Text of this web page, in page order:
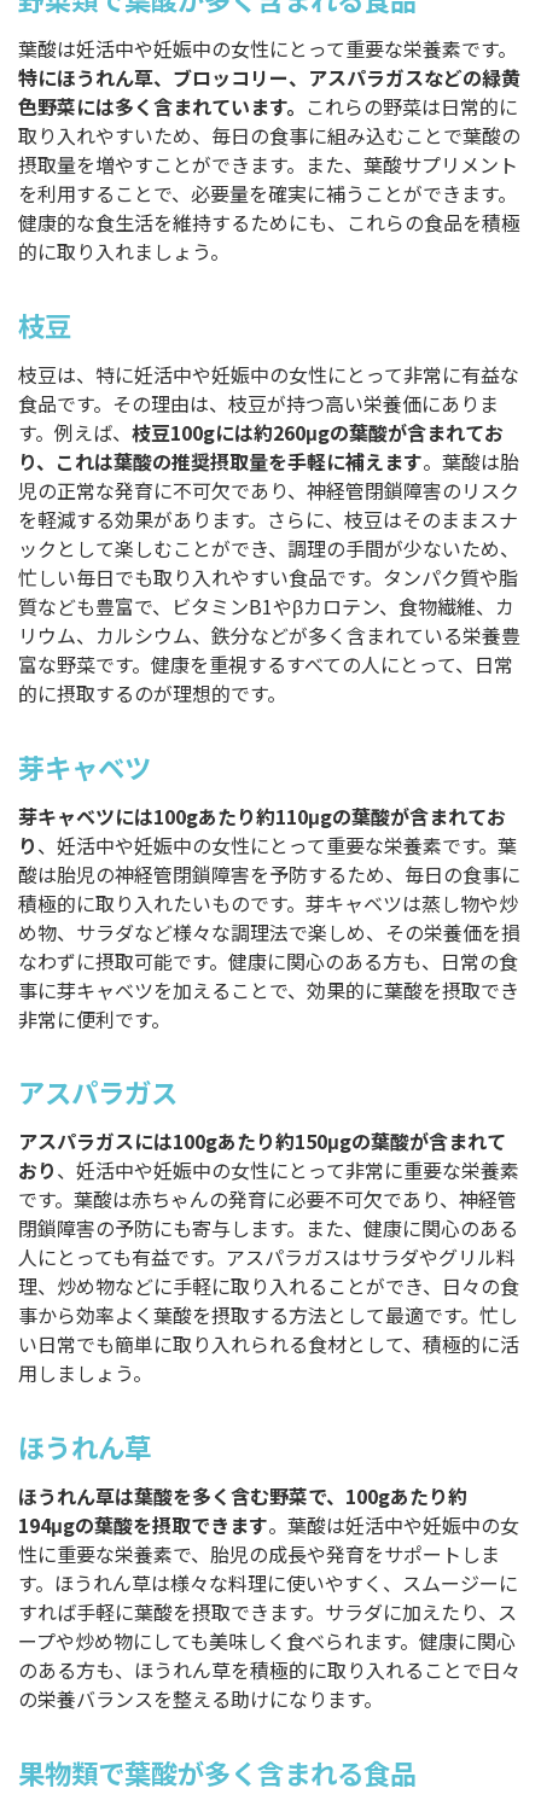
葉酸は妊活中や妊娠中の女性にとって重要な栄養素です。
特にほうれん草、ブロッコリー、アスパラガスなどの緑黄
色野菜には多く含まれています。 これらの野菜は日常的に
取り入れやすいため、毎日の食事に組み込むことで葉酸の
摂取量を増やすことができます。また、葉酸サプリメント
を利用することで、必要量を確実に補うことができます。
健康的な食生活を維持するためにも、これらの食品を積極
的に取り入れましょう。
枝豆
枝豆は、特に妊活中や妊娠中の女性にとって非常に有益な
食品です。その理由は、枝豆が持つ高い栄養価にありま
す。例えば、 枝豆100gには約260μgの葉酸が含まれてお
り、これは葉酸の推奨摂取量を手軽に補えます。葉酸は胎
児の正常な発育に不可欠であり、神経管閉鎖障害のリスク
を軽減する効果があります。さらに、枝豆はそのままスナ
ックとして楽しむことができ、調理の手間が少ないため、
忙しい毎日でも取り入れやすい食品です。タンパク質や脂
質なども豊富で、ビタミンB1やβカロテン、食物繊維、カ
リウム、カルシウム、鉄分などが多く含まれている栄養豊
富な野菜です。健康を重視するすべての人にとって、日常
的に摂取するのが理想的です。
芽キャベツ
芽キャベツには100gあたり約110μgの葉酸が含まれてお
り、妊活中や妊娠中の女性にとって重要な栄養素です。葉
酸は胎児の神経管閉鎖障害を予防するため、毎日の食事に
積極的に取り入れたいものです。芽キャベツは蒸し物や炒
め物、サラダなど様々な調理法で楽しめ、その栄養価を損
なわずに摂取可能です。健康に関心のある方も、日常の食
事に芽キャベツを加えることで、効果的に葉酸を摂取でき
非常に便利です。
アスパラガス
アスパラガスには100gあたり約150μgの葉酸が含まれて
おり、妊活中や妊娠中の女性にとって非常に重要な栄養素
です。葉酸は赤ちゃんの発育に必要不可欠であり、神経管
閉鎖障害の予防にも寄与します。また、健康に関心のある
人にとっても有益です。アスパラガスはサラダやグリル料
理、炒め物などに手軽に取り入れることができ、日々の食
事から効率よく葉酸を摂取する方法として最適です。忙し
い日常でも簡単に取り入れられる食材として、積極的に活
用しましょう。
ほうれん草
ほうれん草は葉酸を多く含む野菜で、100gあたり約
194μgの葉酸を摂取できます。葉酸は妊活中や妊娠中の女
性に重要な栄養素で、胎児の成長や発育をサポートしま
す。ほうれん草は様々な料理に使いやすく、スムージーに
すれば手軽に葉酸を摂取できます。サラダに加えたり、ス
ープや炒め物にしても美味しく食べられます。健康に関心
のある方も、ほうれん草を積極的に取り入れることで日々
の栄養バランスを整える助けになります。
果物類で葉酸が多く含まれる食品